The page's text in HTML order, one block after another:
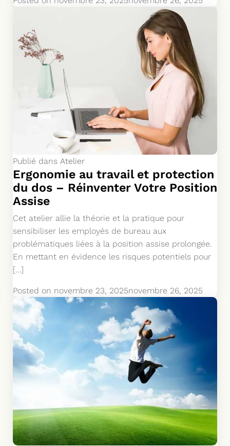
Publié dans Atelier
Ergonomie au travail et protection
du dos – Réinventer Votre Position
Assise
Cet atelier allie la théorie et la pratique pour
sensibiliser les employés de bureau aux
problématiques liées à la position assise prolongée.
En mettant en évidence les risques potentiels pour
[…]
Posted on novembre 23, 2025novembre 26, 2025